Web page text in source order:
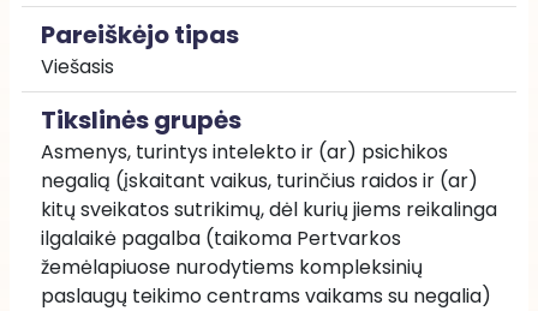
Pareiškėjo tipas
Viešasis
Tikslinės grupės
Asmenys, turintys intelekto ir (ar) psichikos
negalią (įskaitant vaikus, turinčius raidos ir (ar)
kitų sveikatos sutrikimų, dėl kurių jiems reikalinga
ilgalaikė pagalba (taikoma Pertvarkos
žemėlapiuose nurodytiems kompleksinių
paslaugų teikimo centrams vaikams su negalia)